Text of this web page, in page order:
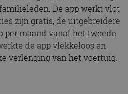
De app werkt vlot
zijn gratis, de uitgebreidere
per maand vanaf het tweede
de app vlekkeloos en
verlenging van het voertuig.